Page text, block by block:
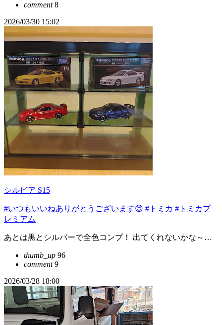
comment8
2026/03/30 15:02
シルビア S15
#いつもいいねありがとうございます😊 #トミカ #トミカプ
レミアム
あとは黒とシルバーで全色コンプ！ 出てくれないかな～…
thumb_up 96
comment9
2026/03/28 18:00